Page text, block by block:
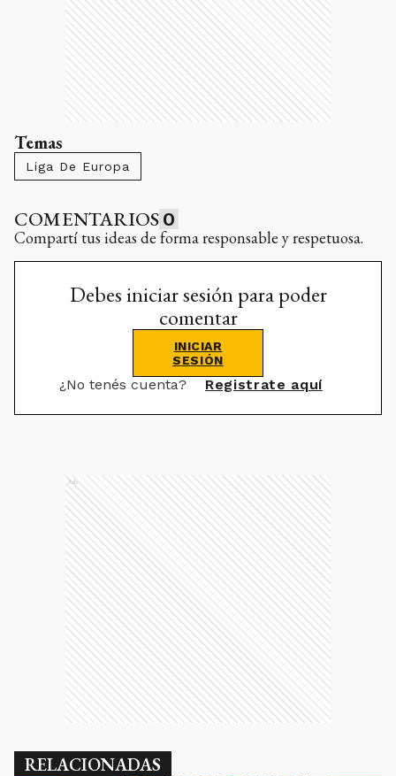
Temas
Liga De Europa
COMENTARIOS 0
Compartí tus ideas de forma responsable y respetuosa.
Debes iniciar sesión para poder
comentar
INICIAR
SESIÓN
¿No tenés cuenta? Registrate aquí
Ads
RELACIONADAS